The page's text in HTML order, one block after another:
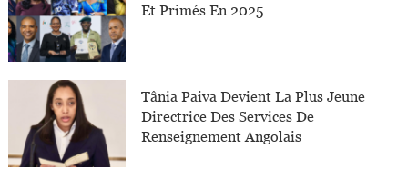
Et Primés En 2025
Tânia Paiva Devient La Plus Jeune
Directrice Des Services De
Renseignement Angolais